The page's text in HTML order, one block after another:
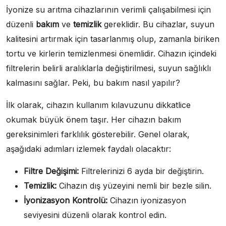
İyonize su arıtma cihazlarının verimli çalışabilmesi için
düzenli bakım ve temizlikgereklidir. Bu cihazlar, suyun
kalitesini artırmak için tasarlanmış olup, zamanla biriken
tortu ve kirlerin temizlenmesi önemlidir. Cihazın içindeki
filtrelerin belirli aralıklarla değiştirilmesi, suyun sağlıklı
kalmasını sağlar. Peki, bu bakım nasıl yapılır?
İlk olarak, cihazın kullanım kılavuzunu dikkatlice
okumak büyük önem taşır. Her cihazın bakım
gereksinimleri farklılık gösterebilir. Genel olarak,
aşağıdaki adımları izlemek faydalı olacaktır:
Filtre Değişimi: Filtrelerinizi 6 ayda bir değiştirin.
Temizlik: Cihazın dış yüzeyini nemli bir bezle silin.
İyonizasyon Kontrolü: Cihazın iyonizasyon
seviyesini düzenli olarak kontrol edin.